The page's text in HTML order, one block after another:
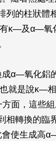
列的柱狀體
κ—及α—
α—氧化鋁
就是說κ—
面，這些
相轉換的臨
會使生成高